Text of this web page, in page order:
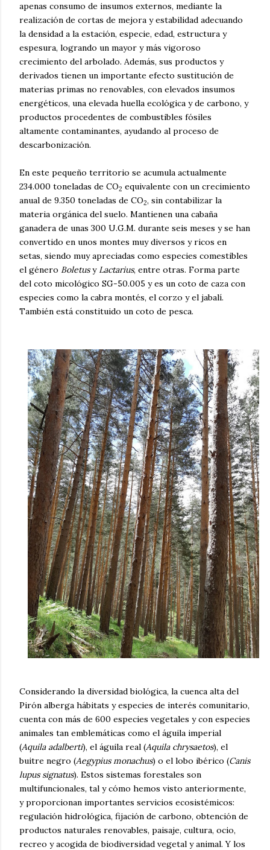
apenas consumo de insumos externos, mediante la
realización de cortas de mejora y estabilidad adecuando
la densidad a la estación, especie, edad, estructura y
espesura, logrando un mayor y más vigoroso
crecimiento del arbolado. Además, sus productos y
derivados tienen un importante efecto sustitución de
materias primas no renovables, con elevados insumos
energéticos, una elevada huella ecológica y de carbono, y
productos procedentes de combustibles fósiles
altamente contaminantes, ayudando al proceso de
descarbonización.
En este pequeño territorio se acumula actualmente
234.000 toneladas de CO2 equivalente con un crecimiento
anual de 9.350 toneladas de CO2, sin contabilizar la
materia orgánica del suelo. Mantienen una cabaña
ganadera de unas 300 U.G.M. durante seis meses y se han
convertido en unos montes muy diversos y ricos en
setas, siendo muy apreciadas como especies comestibles
el género Boletusy Lactarius, entre otras. Forma parte
del coto micológico SG-50.005 y es un coto de caza con
especies como la cabra montés, el corzo y el jabalí.
También está constituido un coto de pesca.
Considerando la diversidad biológica, la cuenca alta del
Pirón alberga hábitats y especies de interés comunitario,
cuenta con más de 600 especies vegetales y con especies
animales tan emblemáticas como el águila imperial ​
(Aquila adalberti), el águila real (Aquila chrysaetos), el
buitre negro (Aegypius monachus) o el lobo ibérico (Canis
lupus signatus). Estos sistemas forestales son
multifuncionales, tal y cómo hemos visto anteriormente,
y proporcionan importantes servicios ecosistémicos:
regulación hidrológica, fijación de carbono, obtención de
productos naturales renovables, paisaje, cultura, ocio,
recreo y acogida de biodiversidad vegetal y animal. Y los